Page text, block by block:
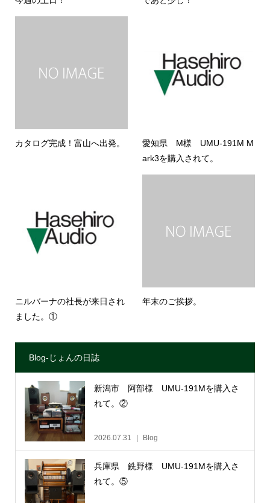
カタログ完成！富山へ出発。
愛知県 M様 UMU-191M M
ark3を購入されて。
ニルバーナの社長が来日され
ました。①
年末のご挨拶。
Blog-じょんの日誌
新潟市 阿部様 UMU-191Mを購入さ
れて。②
2026.07.31 Blog
兵庫県 銑野様 UMU-191Mを購入さ
れて。⑤